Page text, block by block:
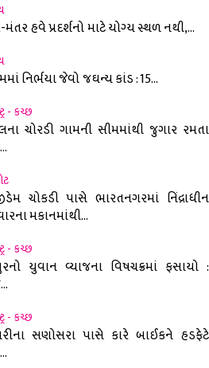
હવે પ્રદર્શનો માટે યોગ્ય સ્થળ નથી,...
નિર્ભયા જેવો જઘન્ય કાંડ : 15...
- કચ્છ
ચોરડી ગામની સીમમાંથી જુગાર રમતા
ચોકડી પાસે ભારતનગરમાં નિંદ્રાધીન
મકાનમાંથી...
- કચ્છ
યુવાન વ્યાજના વિષચક્રમાં ફસાયો :
- કચ્છ
સણોસરા પાસે કારે બાઈકને હડફેટે